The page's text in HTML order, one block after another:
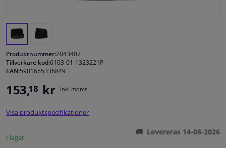
Fönster & Tillbehör
Bilvård & Tillbehör
Produktnummer:2043407
Tillverkare kod:6103-01-1323221P
EAN:5901655336849
153,18 kr Inkl moms
Visa produktspecifikationer
I lager
Levereras 14-08-2026